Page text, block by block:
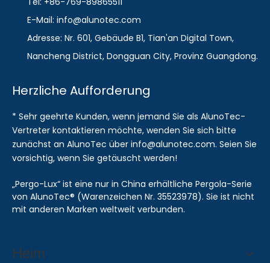
E-Mail: info@alunotec.com
Adresse: Nr. 601, Gebäude B1, Tian'an Digital Town,
Nancheng District, Dongguan City, Provinz Guangdong.
Herzliche Aufforderung
* Sehr geehrte Kunden, wenn jemand Sie als AlunoTec-
Vertreter kontaktieren möchte, wenden Sie sich bitte
zunächst an AlunoTec über info@alunotec.com. Seien Sie
vorsichtig, wenn Sie getäuscht werden!
„Pergo-Lux“ ist eine nur in China erhältliche Pergola-Serie
von AlunoTec® (Warenzeichen Nr. 35523978). Sie ist nicht
mit anderen Marken weltweit verbunden.
Heim